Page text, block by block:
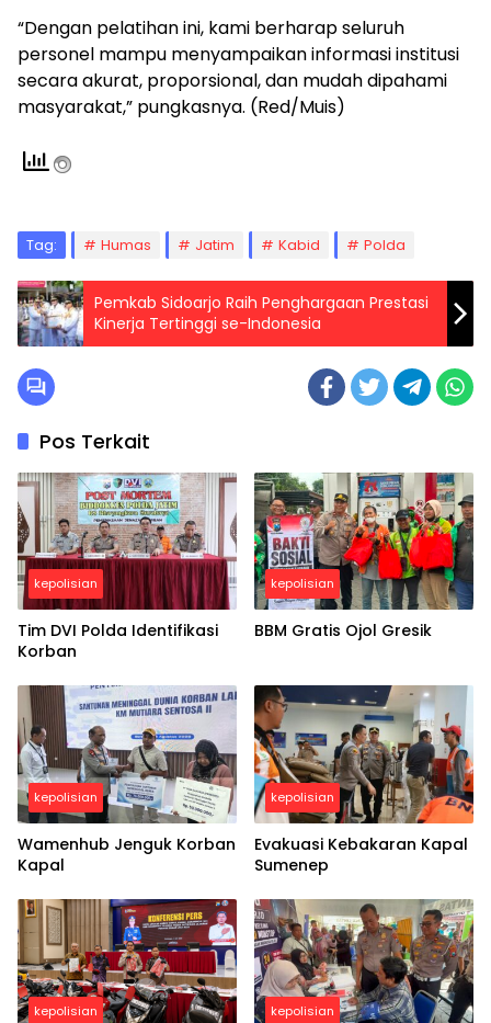
“Dengan pelatihan ini, kami berharap seluruh
personel mampu menyampaikan informasi institusi
secara akurat, proporsional, dan mudah dipahami
masyarakat,” pungkasnya. (Red/Muis)
Tag: Humas Jatim Kabid Polda
Pemkab Sidoarjo Raih Penghargaan Prestasi
Kinerja Tertinggi se-Indonesia
Pos Terkait
kepolisian
Tim DVI Polda Identifikasi
Korban
kepolisian
BBM Gratis Ojol Gresik
kepolisian
Wamenhub Jenguk Korban
Kapal
kepolisian
Evakuasi Kebakaran Kapal
Sumenep
kepolisian kepolisian